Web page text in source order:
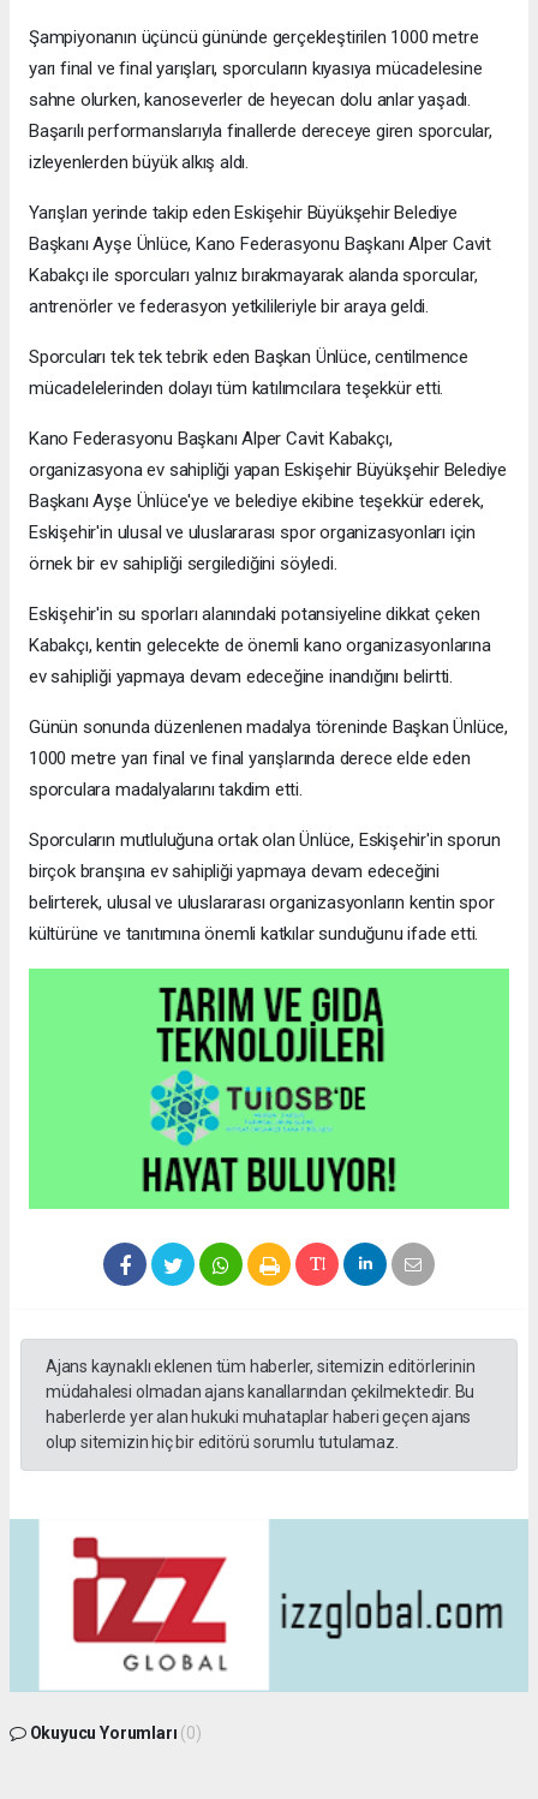
Şampiyonanın üçüncü gününde gerçekleştirilen 1000 metre
yarı final ve final yarışları, sporcuların kıyasıya mücadelesine
sahne olurken, kanoseverler de heyecan dolu anlar yaşadı.
Başarılı performanslarıyla finallerde dereceye giren sporcular,
izleyenlerden büyük alkış aldı.
Yarışları yerinde takip eden Eskişehir Büyükşehir Belediye
Başkanı Ayşe Ünlüce, Kano Federasyonu Başkanı Alper Cavit
Kabakçı ile sporcuları yalnız bırakmayarak alanda sporcular,
antrenörler ve federasyon yetkilileriyle bir araya geldi.
Sporcuları tek tek tebrik eden Başkan Ünlüce, centilmence
mücadelelerinden dolayı tüm katılımcılara teşekkür etti.
Kano Federasyonu Başkanı Alper Cavit Kabakçı,
organizasyona ev sahipliği yapan Eskişehir Büyükşehir Belediye
Başkanı Ayşe Ünlüce'ye ve belediye ekibine teşekkür ederek,
Eskişehir'in ulusal ve uluslararası spor organizasyonları için
örnek bir ev sahipliği sergilediğini söyledi.
Eskişehir'in su sporları alanındaki potansiyeline dikkat çeken
Kabakçı, kentin gelecekte de önemli kano organizasyonlarına
ev sahipliği yapmaya devam edeceğine inandığını belirtti.
Günün sonunda düzenlenen madalya töreninde Başkan Ünlüce,
1000 metre yarı final ve final yarışlarında derece elde eden
sporculara madalyalarını takdim etti.
Sporcuların mutluluğuna ortak olan Ünlüce, Eskişehir'in sporun
birçok branşına ev sahipliği yapmaya devam edeceğini
belirterek, ulusal ve uluslararası organizasyonların kentin spor
kültürüne ve tanıtımına önemli katkılar sunduğunu ifade etti.
Ajans kaynaklı eklenen tüm haberler, sitemizin editörlerinin
müdahalesi olmadan ajans kanallarından çekilmektedir. Bu
haberlerde yer alan hukuki muhataplar haberi geçen ajans
olup sitemizin hiç bir editörü sorumlu tutulamaz.
Okuyucu Yorumları (0)